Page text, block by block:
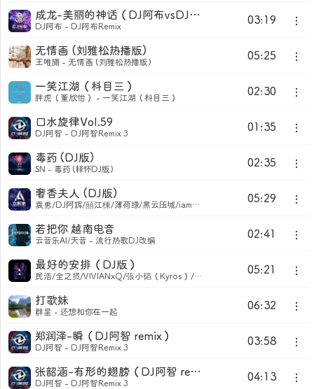
03:19
成龙-美丽的神话（DJ阿布vsDJ阿玄）（DJ阿布 remix）
DJ阿布 - DJ阿布Remix
05:25
无情画 (刘雅松热播版)
王唯旖 - 无情画 (刘雅松热播版)
02:30
一笑江湖（科目三）
胖虎（董欣怡） - 一笑江湖（科目三）
01:35
口水旋律Vol.59
DJ阿智 - DJ阿智Remix 3
02:35
毒药 (DJ版)
SN - 毒药 (释怀DJ版)
05:29
奢香夫人 (DJ版)
袁勇/DJ阿辉/囍江棟/薄荷绿/黑云压城/iamzzzoi/Dinasour/奶芙小杨./十二噜噜噜/完全是的范德萨/橙子/无法遗忘/香蕉牛奶/小民/一碗稀饭/BBL/徐师傅/killyou9931/妡妡/奇奇怪怪 - 奢香夫人
02:41
若把你 越南电音
云音乐AI/天音 - 流行热歌DJ改编
05:21
最好的安排（DJ版）
民浩/全之贤/VIVIANxQ/張小韬（Kyros）/2/唐金金金/Quadrant Shield Music/千万利刃/蒋十安/江志浩/霹雳電光腿 - 顺流逆流
06:32
打歌妹
群星 - 还想和你在一起
03:58
郑润泽-瞬（DJ阿智 remix）
DJ阿智 - DJ阿智Remix 3
04:13
张韶涵-有形的翅膀（DJ阿智 remix）
DJ阿智 - DJ阿智Remix 3